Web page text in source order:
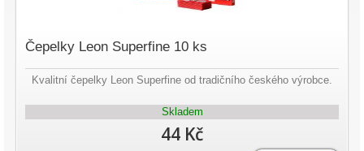
Čepelky Leon Superfine 10 ks
Kvalitní čepelky Leon Superfine od tradičního českého výrobce.
Skladem
44 Kč